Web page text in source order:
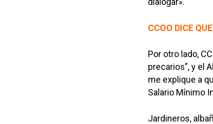
CCOO DICE
Por otro lado,
precarios”, y el
me explique a
Salario Mínimo
Jardineros,